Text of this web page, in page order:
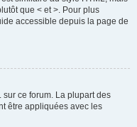
que < et >. Pour plus
accessible depuis la page de
sur ce forum. La plupart des
être appliquées avec les